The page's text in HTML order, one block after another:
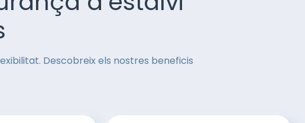
Descobreix els nostres beneficis